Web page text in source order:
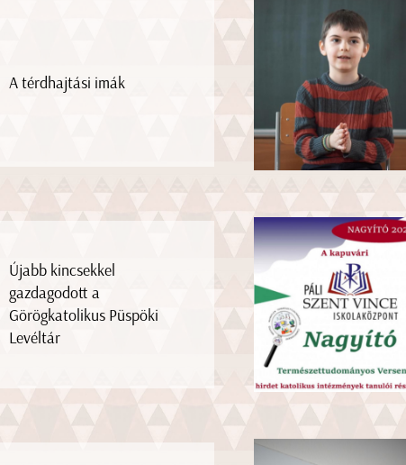
A térdhajtási imák
Újabb kincsekkel
gazdagodott a
Görögkatolikus Püspöki
Levéltár